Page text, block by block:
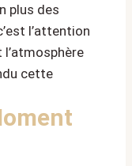
plus des
l’attention
l’atmosphère
cette